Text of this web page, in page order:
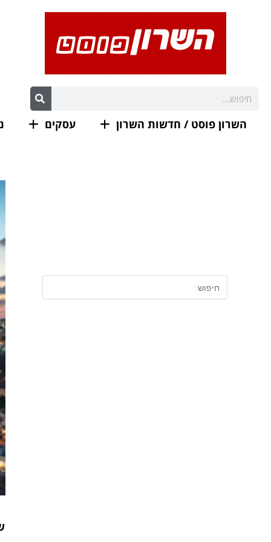
השרון פוסט / חדשות השרון עסקים